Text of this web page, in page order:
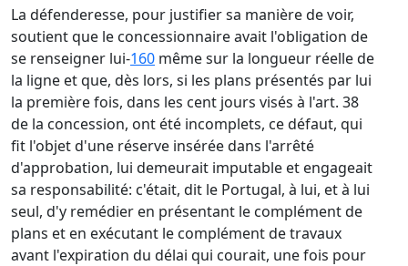
La défenderesse, pour justifier sa manière de voir,
soutient que le concessionnaire avait l'obligation de
se renseigner lui-160 même sur la longueur réelle de
la ligne et que, dès lors, si les plans présentés par lui
la première fois, dans les cent jours visés à l'art. 38
de la concession, ont été incomplets, ce défaut, qui
fit l'objet d'une réserve insérée dans l'arrêté
d'approbation, lui demeurait imputable et engageait
sa responsabilité: c'était, dit le Portugal, à lui, et à lui
seul, d'y remédier en présentant le complément de
plans et en exécutant le complément de travaux
avant l'expiration du délai qui courait, une fois pour